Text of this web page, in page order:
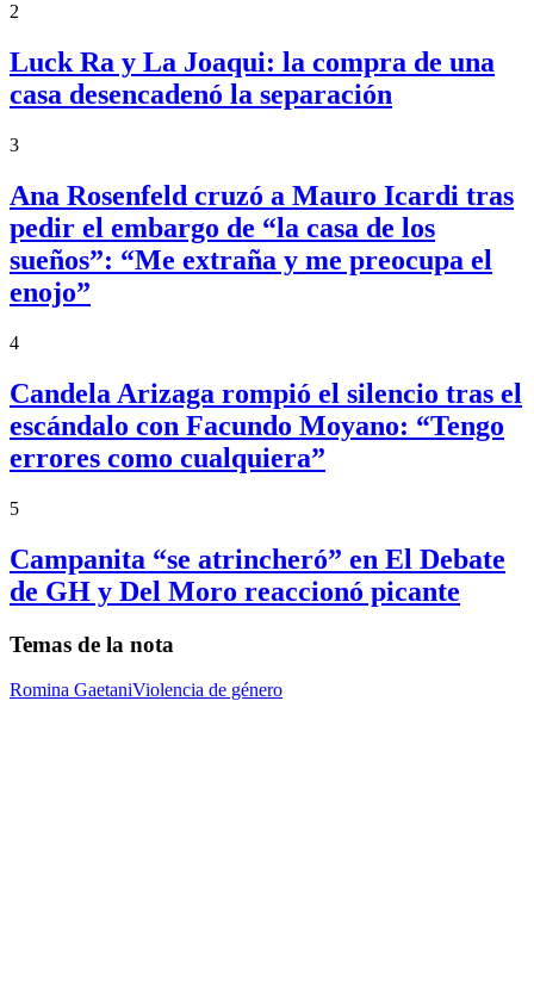
2
Luck Ra y La Joaqui: la compra de una
casa desencadenó la separación
3
Ana Rosenfeld cruzó a Mauro Icardi tras
pedir el embargo de “la casa de los
sueños”: “Me extraña y me preocupa el
enojo”
4
Candela Arizaga rompió el silencio tras el
escándalo con Facundo Moyano: “Tengo
errores como cualquiera”
5
Campanita “se atrincheró” en El Debate
de GH y Del Moro reaccionó picante
Temas de la nota
Romina GaetaniViolencia de género